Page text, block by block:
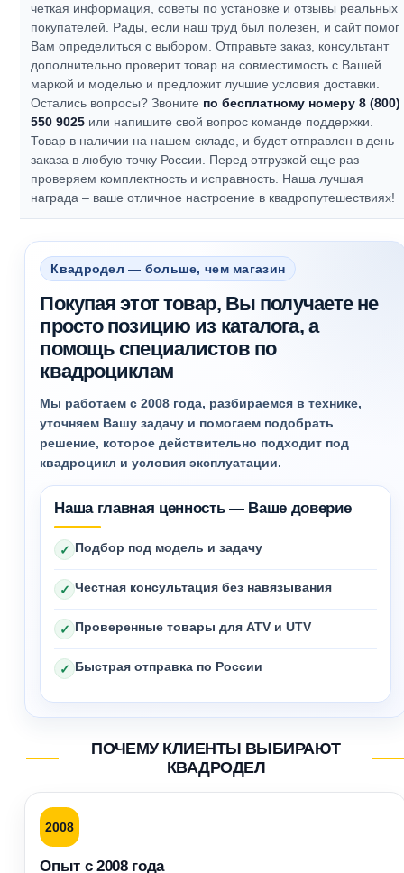
четкая информация, советы по установке и отзывы реальных
покупателей. Рады, если наш труд был полезен, и сайт помог
Вам определиться с выбором.Отправьте заказ, консультант
дополнительно проверит товар на совместимость с Вашей
маркой и моделью и предложит лучшие условия доставки.
Остались вопросы? Звоните по бесплатному номеру 8 (800)
550 9025 или напишите свой вопрос команде поддержки.
Товар в наличии на нашем складе, и будет отправлен в день
заказа в любую точку России. Перед отгрузкой еще раз
проверяем комплектность и исправность. Наша лучшая
награда – ваше отличное настроение в квадропутешествиях!
Квадродел — больше, чем магазин
Покупая этот товар, Вы получаете не
просто позицию из каталога, а
помощь специалистов по
квадроциклам
Мы работаем с 2008 года, разбираемся в технике,
уточняем Вашу задачу и помогаем подобрать
решение, которое действительно подходит под
квадроцикл и условия эксплуатации.
Наша главная ценность — Ваше доверие
✓ Подбор под модель и задачу
✓ Честная консультация без навязывания
✓ Проверенные товары для ATV и UTV
✓ Быстрая отправка по России
ПОЧЕМУ КЛИЕНТЫ ВЫБИРАЮТ
КВАДРОДЕЛ
2008
Опыт с 2008 года